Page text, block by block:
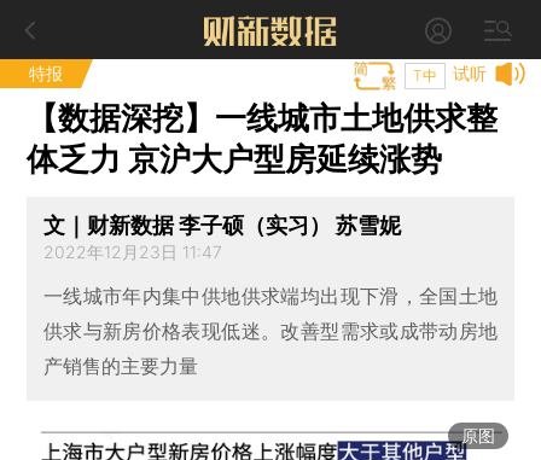
特报 试听
T中
【数据深挖】一线城市土地供求整
体乏力 京沪大户型房延续涨势
文｜财新数据 李子硕（实习） 苏雪妮
2022年12月23日 11:47
一线城市年内集中供地供求端均出现下滑，全国土地
供求与新房价格表现低迷。改善型需求或成带动房地
产销售的主要力量
原图